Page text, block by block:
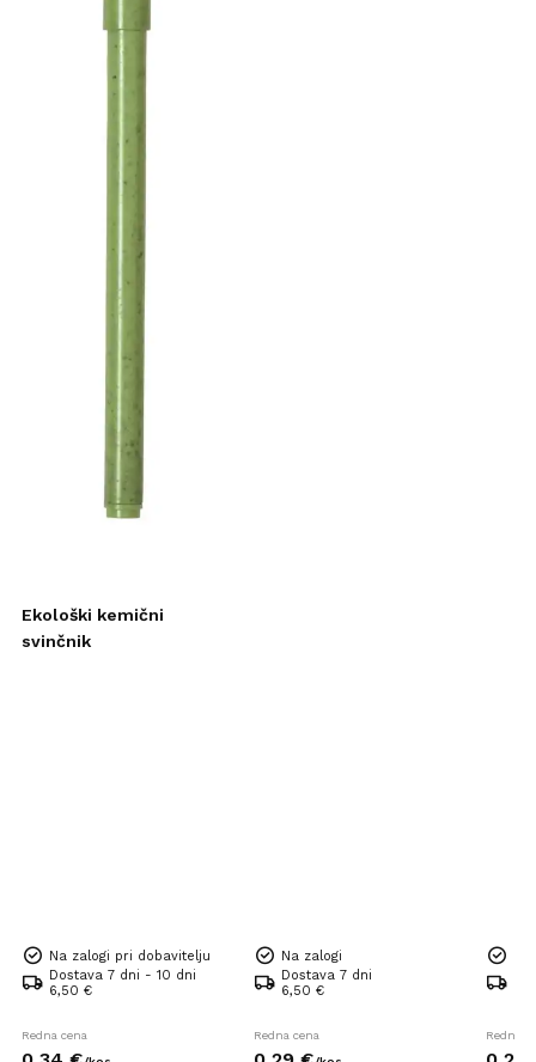
Ekološki kemični
svinčnik
Na zalogi pri dobavitelju
Dostava 7 dni - 10 dni
6,50 €
Redna cena
Na zalogi
Dostava 7 dni
6,50 €
Redna cena Redna